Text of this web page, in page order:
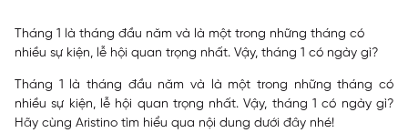
Tháng 1 là tháng đầu năm và là một trong những tháng có
nhiều sự kiện, lễ hội quan trọng nhất. Vậy, tháng 1 có ngày gì?
Tháng 1 là tháng đầu năm và là một trong những tháng có
nhiều sự kiện, lễ hội quan trọng nhất. Vậy, tháng 1 có ngày gì?
Hãy cùng Aristino tìm hiểu qua nội dung dưới đây nhé!